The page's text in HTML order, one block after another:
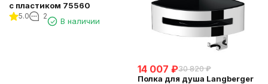
с пластиком 75560
5.0 2
В наличии
14 007 ₽30 820 ₽
Полка для душа Langberger